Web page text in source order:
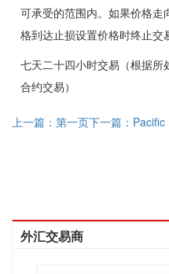
可承受的范围内。如果价格
格到达止损设置价格时终止交
七天二十四小时交易（根据
合约交易）
上一篇：第一页下一篇：
外汇交易商